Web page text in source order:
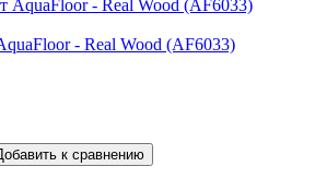
- Real Wood (AF6033)
к сравнению